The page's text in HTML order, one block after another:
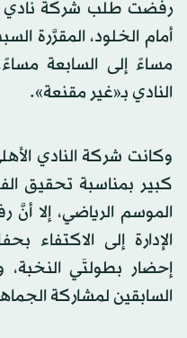
رفضت طلب شركة نادي
أمام الخلود، المقرَّرة
مساءً إلى السابعة
النادي بـ«غير مقنعة».
وكانت شركة النادي
كبير بمناسبة تحقيق
الموسم الرياضي، إلا
الإدارة إلى
إحضار بطولتَي
السابقين لمشاركة